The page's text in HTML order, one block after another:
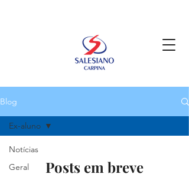
Blog
Notícias
Geral
Ex-aluno
Posts em breve